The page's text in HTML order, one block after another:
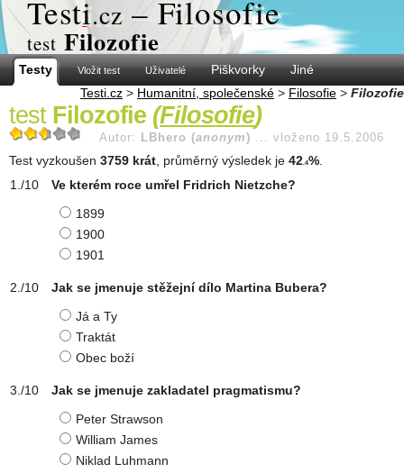
Testi.cz – Filosofie
test Filozofie
Testy Vložit test Uživatelé Piškvorky
Jiné
Testi.cz > Humanitní, společenské > Filosofie > Filozofie
test Filozofie (Filosofie)
Autor: LBhero (anonym ) ... vloženo 19.5.2006
Test vyzkoušen 3759 krát , průměrný výsledek je 42 .4%
Ve kterém roce umřel Fridrich Nietzche?
1899
1900
1901
Jak se jmenuje stěžejní dílo Martina Bubera?
Já a Ty
Traktát
Obec boží
Jak se jmenuje zakladatel pragmatismu?
Peter Strawson
William James
Niklad Luhmann